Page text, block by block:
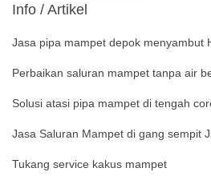
Info / Artikel
Jasa pipa mampet depok menyambut
Perbaikan saluran mampet tanpa air
Solusi atasi pipa mampet di tengah
Jasa Saluran Mampet di gang sempit
Tukang service kakus mampet